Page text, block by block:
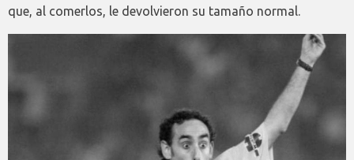
que, al comerlos, le devolvieron su tamaño normal.